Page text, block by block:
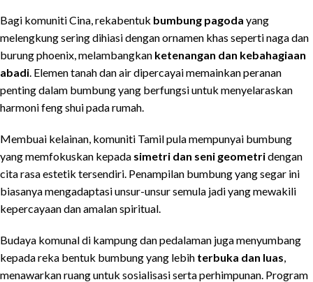
Bagi komuniti Cina, rekabentuk bumbung pagoda yang
melengkung sering dihiasi dengan ornamen khas seperti naga dan
burung phoenix, melambangkan ketenangan dan kebahagiaan
abadi . Elemen tanah dan air dipercayai memainkan peranan
penting dalam bumbung yang berfungsi untuk menyelaraskan
harmoni feng shui pada rumah.
Membuai kelainan, komuniti Tamil pula mempunyai bumbung
yang memfokuskan kepada simetri dan seni geometridengan
cita rasa estetik tersendiri. Penampilan bumbung yang segar ini
biasanya mengadaptasi unsur-unsur semula jadi yang mewakili
kepercayaan dan amalan spiritual.
Budaya komunal di kampung dan pedalaman juga menyumbang
kepada reka bentuk bumbung yang lebih terbuka dan luas
menawarkan ruang untuk sosialisasi serta perhimpunan. Program